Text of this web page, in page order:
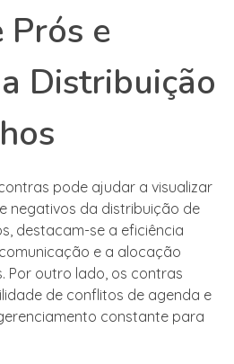
Prós e
Distribuição
pode ajudar a visualizar
negativos da distribuição de
destacam-se a eficiência
e a alocação
Por outro lado, os contras
de conflitos de agenda e
constante para